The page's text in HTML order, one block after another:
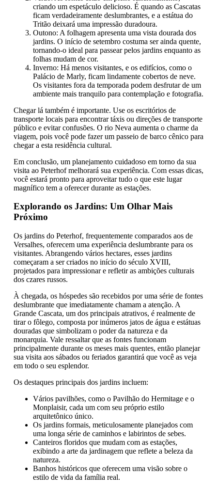
criando um espetáculo delicioso. É quando as Cascatas
ficam verdadeiramente deslumbrantes, e a estátua do
Tritão deixará uma impressão duradoura.
Outono: A folhagem apresenta uma vista dourada dos
jardins. O início de setembro costuma ser ainda quente,
tornando-o ideal para passear pelos jardins enquanto as
folhas mudam de cor.
Inverno: Há menos visitantes, e os edifícios, como o
Palácio de Marly, ficam lindamente cobertos de neve.
Os visitantes fora da temporada podem desfrutar de um
ambiente mais tranquilo para contemplação e fotografia.
Chegar lá também é importante. Use os escritórios de
transporte locais para encontrar táxis ou direções de transporte
público e evitar confusões. O rio Neva aumenta o charme da
viagem, pois você pode fazer um passeio de barco cênico para
chegar a esta residência cultural.
Em conclusão, um planejamento cuidadoso em torno da sua
visita ao Peterhof melhorará sua experiência. Com essas dicas,
você estará pronto para aproveitar tudo o que este lugar
magnífico tem a oferecer durante as estações.
Explorando os Jardins: Um Olhar Mais
Próximo
Os jardins do Peterhof, frequentemente comparados aos de
Versalhes, oferecem uma experiência deslumbrante para os
visitantes. Abrangendo vários hectares, esses jardins
começaram a ser criados no início do século XVIII,
projetados para impressionar e refletir as ambições culturais
dos czares russos.
À chegada, os hóspedes são recebidos por uma série de fontes
deslumbrante que imediatamente chamam a atenção. A
Grande Cascata, um dos principais atrativos, é realmente de
tirar o fôlego, composta por inúmeros jatos de água e estátuas
douradas que simbolizam o poder da natureza e da
monarquia. Vale ressaltar que as fontes funcionam
principalmente durante os meses mais quentes, então planejar
sua visita aos sábados ou feriados garantirá que você as veja
em todo o seu esplendor.
Os destaques principais dos jardins incluem:
Vários pavilhões, como o Pavilhão do Hermitage e o
Monplaisir, cada um com seu próprio estilo
arquitetônico único.
Os jardins formais, meticulosamente planejados com
uma longa série de caminhos e labirintos de sebes.
Canteiros floridos que mudam com as estações,
exibindo a arte da jardinagem que reflete a beleza da
natureza.
Banhos históricos que oferecem uma visão sobre o
estilo de vida da família real.